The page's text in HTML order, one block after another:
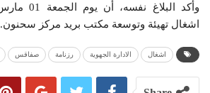
اشغال تهيئة وتوسعة مكتب بريد مركز سحنون.
اشغال الادارة الجهوية رزنامة صفاقس